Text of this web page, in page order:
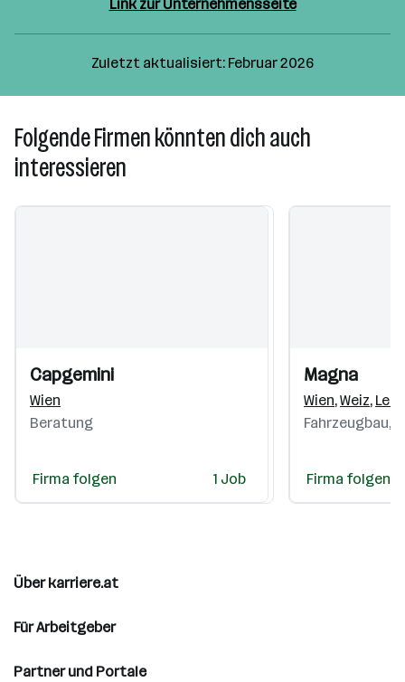
Link zur Unternehmensseite
Zuletzt aktualisiert: Februar 2026
Folgende Firmen könnten dich auch
interessieren
Videos
Einblicke
Einblicke
Capgemini
Wien
Beratung
Firma folgen 1 Job
Videos
Einblicke
Einblicke
Magna
Wien,Weiz,
Fahrzeugbau,
Firma folgen
Über karriere.at
Für Arbeitgeber
Partner und Portale